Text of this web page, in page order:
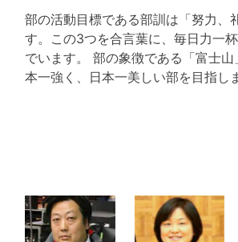
部の活動目標である部訓は「努力、
す。この3つを合言葉に、毎日力一
でいます。 部の象徴である「富士山
本一強く、日本一美しい部を目指し